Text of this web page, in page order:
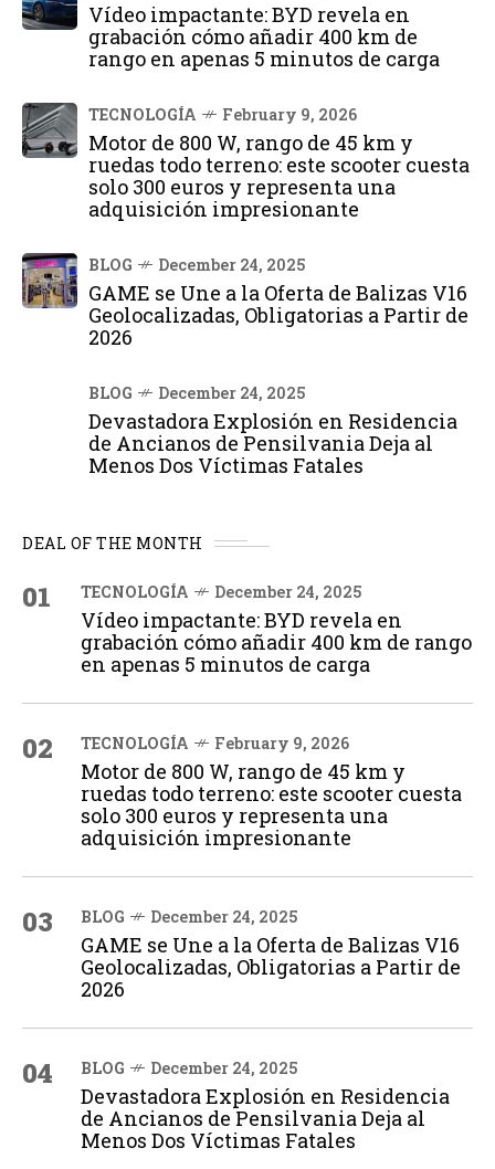
Vídeo impactante: BYD revela en
grabación cómo añadir 400 km de
rango en apenas 5 minutos de carga
TECNOLOGÍA February 9, 2026
Motor de 800 W, rango de 45 km y
ruedas todo terreno: este scooter cuesta
solo 300 euros y representa una
adquisición impresionante
BLOG December 24, 2025
GAME se Une a la Oferta de Balizas V16
Geolocalizadas, Obligatorias a Partir de
2026
BLOG December 24, 2025
Devastadora Explosión en Residencia
de Ancianos de Pensilvania Deja al
Menos Dos Víctimas Fatales
DEAL OF THE MONTH
01 TECNOLOGÍA December 24, 2025
Vídeo impactante: BYD revela en
grabación cómo añadir 400 km de rango
en apenas 5 minutos de carga
02 TECNOLOGÍA February 9, 2026
Motor de 800 W, rango de 45 km y
ruedas todo terreno: este scooter cuesta
solo 300 euros y representa una
adquisición impresionante
03 BLOG December 24, 2025
GAME se Une a la Oferta de Balizas V16
Geolocalizadas, Obligatorias a Partir de
2026
04 BLOG December 24, 2025
Devastadora Explosión en Residencia
de Ancianos de Pensilvania Deja al
Menos Dos Víctimas Fatales